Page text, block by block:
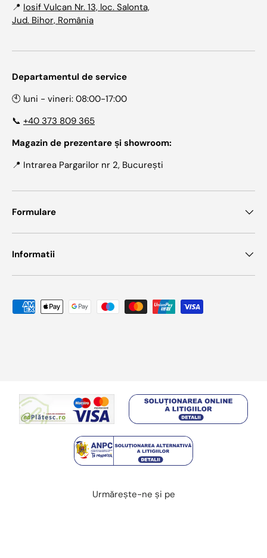
📍 Iosif Vulcan Nr. 13, loc. Salonta,
Jud. Bihor, România
Departamentul de service
🕙 luni - vineri: 08:00-17:00
📞 +40 373 809 365
Magazin de prezentare și showroom:
📍 Intrarea Pargarilor nr 2, București
Formulare
Informatii
Metode de plata acceptate
Urmărește-ne și pe